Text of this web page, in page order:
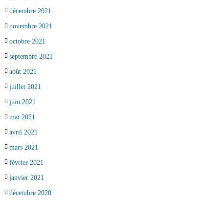
décembre 2021
novembre 2021
octobre 2021
septembre 2021
août 2021
juillet 2021
juin 2021
mai 2021
avril 2021
mars 2021
février 2021
janvier 2021
décembre 2020